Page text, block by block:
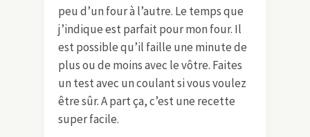
peu d’un four à l’autre. Le temps que
j’indique est parfait pour mon four. Il
est possible qu’il faille une minute de
plus ou de moins avec le vôtre. Faites
un test avec un coulant si vous voulez
être sûr. A part ça, c’est une recette
super facile.